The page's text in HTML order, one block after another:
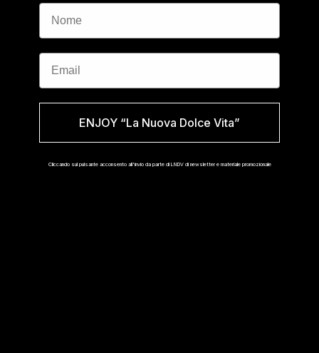
Nome
Email
ENJOY “La Nuova Dolce Vita”
Cliccando sul pulsante acconsento all'invio da parte di LNDV di newsletter e materiale promozionale